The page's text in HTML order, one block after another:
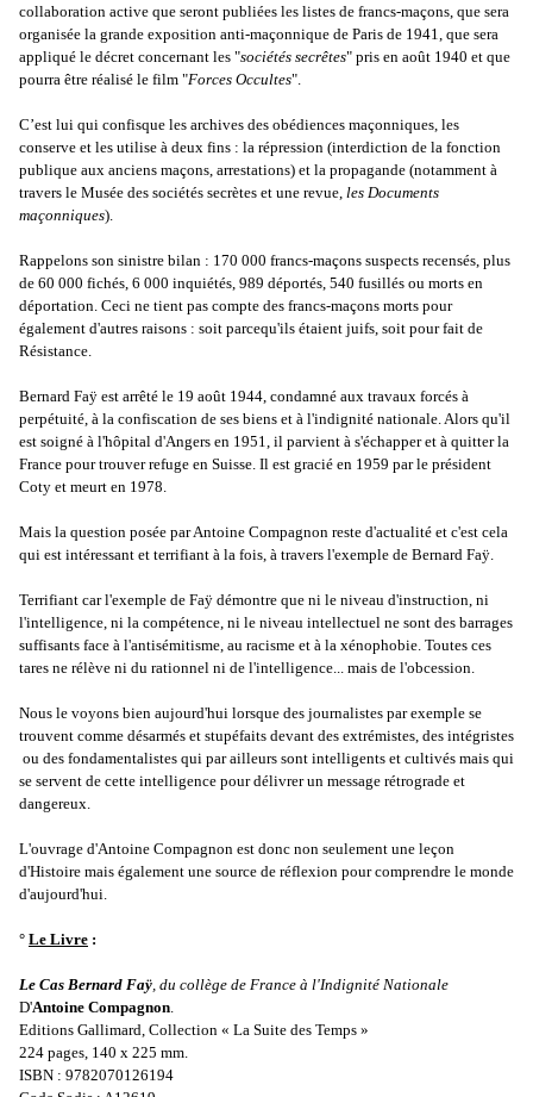
collaboration active que seront publiées les listes de francs-maçons, que sera
organisée la grande exposition anti-maçonnique de Paris de 1941, que sera
appliqué le décret concernant les "sociétés secrêtes" pris en août 1940 et que
pourra être réalisé le film "Forces Occultes".
C’est lui qui confisque les archives des obédiences maçonniques, les
conserve et les utilise à deux fins : la répression (interdiction de la fonction
publique aux anciens maçons, arrestations) et la propagande (notamment à
travers le Musée des sociétés secrètes et une revue, les Documents
maçonniques).
Rappelons son sinistre bilan : 170 000 francs-maçons suspects recensés, plus
de 60 000 fichés, 6 000 inquiétés, 989 déportés, 540 fusillés ou morts en
déportation. Ceci ne tient pas compte des francs-maçons morts pour
également d'autres raisons : soit parcequ'ils étaient juifs, soit pour fait de
Résistance.
Bernard Faÿ est arrêté le 19 août 1944, condamné aux travaux forcés à
perpétuité, à la confiscation de ses biens et à l'indignité nationale. Alors qu'il
est soigné à l'hôpital d'Angers en 1951, il parvient à s'échapper et à quitter la
France pour trouver refuge en Suisse. Il est gracié en 1959 par le président
Coty et meurt en 1978.
Mais la question posée par Antoine Compagnon reste d'actualité et c'est cela
qui est intéressant et terrifiant à la fois, à travers l'exemple de Bernard Faÿ.
Terrifiant car l'exemple de Faÿ démontre que ni le niveau d'instruction, ni
l'intelligence, ni la compétence, ni le niveau intellectuel ne sont des barrages
suffisants face à l'antisémitisme, au racisme et à la xénophobie. Toutes ces
tares ne rélève ni du rationnel ni de l'intelligence... mais de l'obcession.
Nous le voyons bien aujourd'hui lorsque des journalistes par exemple se
trouvent comme désarmés et stupéfaits devant des extrémistes, des intégristes
ou des fondamentalistes qui par ailleurs sont intelligents et cultivés mais qui
se servent de cette intelligence pour délivrer un message rétrograde et
dangereux.
L'ouvrage d'Antoine Compagnon est donc non seulement une leçon
d'Histoire mais également une source de réflexion pour comprendre le monde
d'aujourd'hui.
° Le Livre :
Le Cas Bernard Faÿ, du collège de France à l'Indignité Nationale
D'Antoine Compagnon.
Editions Gallimard, Collection « La Suite des Temps »
224 pages, 140 x 225 mm.
ISBN : 9782070126194